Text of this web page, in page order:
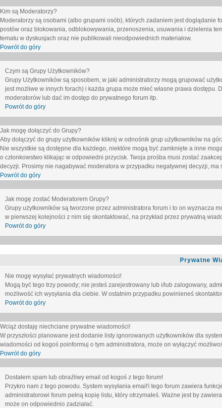
Kim są Moderatorzy?
Moderatorzy są osobami (albo grupami osób), których zadaniem jest
postów oraz blokowania, odblokowywania, przenoszenia, usuwania i dzielenia
tematu w dyskusjach oraz nie publikowali nieodpowiednich materiałow.
Powrót do góry
Czym są Grupy Użytkowników?
Grupy Użytkowników są sposobem, w jaki administratorzy mogą grupować
jest możliwe w innych forach) i każda grupa może mieć własne prawa
moderatorów lub dać im dostęp do prywatnego forum itp.
Powrót do góry
Jak mogę dołączyć do Grupy?
Aby dołączyć do grupy użytkowników kliknij w odnośnik grup użytkowników na
Nie wszystkie są dostępne dla każdego, niektóre mogą być zamknięte a inne
o członkowstwo klikając w odpowiedni przycisk. Twoja prośba musi zostać
decyzji. Prosimy nie nagabywać moderatora w przypadku negatywnej decyzji, ma
Powrót do góry
Jak mogę zostać Moderatorem Grupy?
Grupy użytkowników są tworzone przez administratora forum i to on wyznacza
w pierwszej kolejności z nim się skontaktować, na przykład przez prywatną
Powrót do góry
Prywatne
Nie mogę wysyłać prywatnych wiadomości!
Mogą być tego trzy powody; nie jesteś zarejestrowany lub i/lub zalogowany,
możliwość ich wysyłania dla ciebie. W ostatnim przypadku powinieneś
Powrót do góry
Wciąż dostaję niechciane prywatne wiadomości!
W przyszłości planowane jest dodanie listy ignorowanych użytkowników dla
wiadomości od kogoś poinformuj o tym administratora, może on wyłączyć
Powrót do góry
Dostałem spam lub obraźliwy email od kogoś z tego forum!
Przykro nam z tego powodu. System wysyłania email'i tego forum zawiera
administratorowi forum pełną kopię listu, który otrzymałeś. Ważne jest by
może on odpowiednio zadziałać.